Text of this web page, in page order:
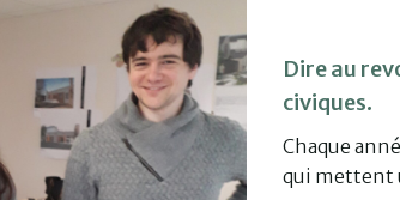
Dire au
civiques.
Chaque
qui mettent